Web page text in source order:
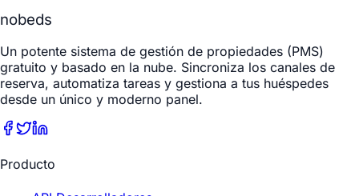
nobeds
Un potente sistema de gestión de propiedades (PMS)
gratuito y basado en la nube. Sincroniza los canales de
reserva, automatiza tareas y gestiona a tus huéspedes
desde un único y moderno panel.
Producto